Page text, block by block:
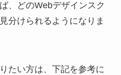
、どのWebデザインスク
分けられるようになりま
たい方は、下記を参考に